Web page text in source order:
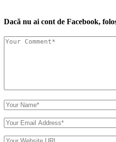
Dacă nu ai cont de Facebook,